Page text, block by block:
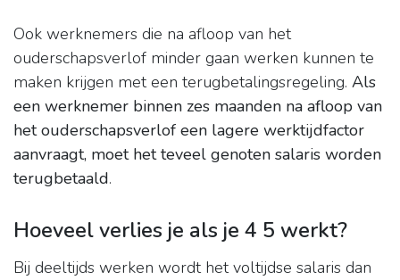
Ook werknemers die na afloop van het
ouderschapsverlof minder gaan werken kunnen te
maken krijgen met een terugbetalingsregeling. Als
een werknemer binnen zes maanden na afloop van
het ouderschapsverlof een lagere werktijdfactor
aanvraagt, moet het teveel genoten salaris worden
terugbetaald.
Hoeveel verlies je als je 4 5 werkt?
Bij deeltijds werken wordt het voltijdse salaris dan